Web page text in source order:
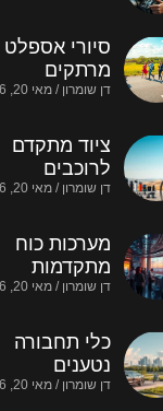
סיורי אספלט
מרתקים
דן שומרון מאי 20, 2026
ציוד מתקדם
לרוכבים
דן שומרון מאי 20, 2026
מערכות כוח
מתקדמות
דן שומרון מאי 20, 2026
כלי תחבורה
נטענים
דן שומרון מאי 20, 2026